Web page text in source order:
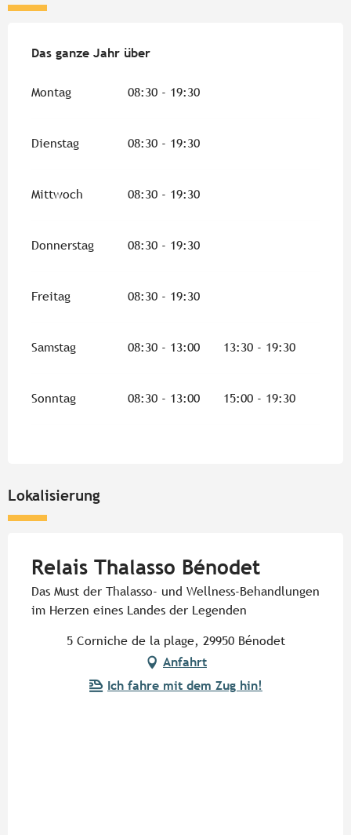
Das ganze Jahr über
Das ganze Jahr über
Montag 08:30 - 19:30
Dienstag 08:30 - 19:30
Mittwoch 08:30 - 19:30
Donnerstag 08:30 - 19:30
Freitag 08:30 - 19:30
Samstag 08:30 - 13:00 13:30 - 19:30
Sonntag 08:30 - 13:00 15:00 - 19:30
Lokalisierung
Relais Thalasso Bénodet
Das Must der Thalasso- und Wellness-Behandlungen
im Herzen eines Landes der Legenden
5 Corniche de la plage, 29950 Bénodet
Anfahrt
Ich fahre mit dem Zug hin!